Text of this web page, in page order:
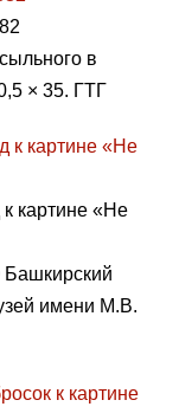
в
× 35. ГТГ
картине «Не
Башкирский
имени М.В.